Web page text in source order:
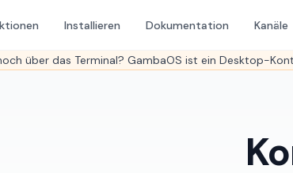
Installieren Dokumentation Kanäle
über das Terminal? GambaOS ist ein Desktop-